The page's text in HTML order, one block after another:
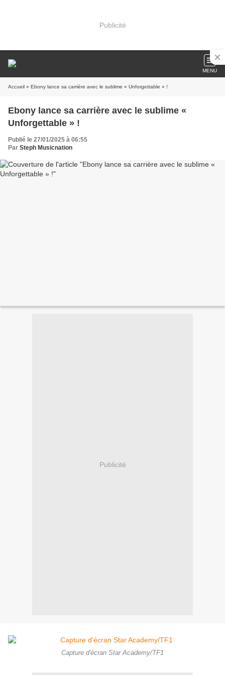
Publicité
MENU
Accueil » Ebony lance sa carrière avec le sublime « Unforgettable » !
Ebony lance sa carrière avec le sublime «
Unforgettable » !
Publié le 27/01/2025 à 06:55
Par Steph Musicnation
Publicité
Capture d'écran Star Academy/TF1